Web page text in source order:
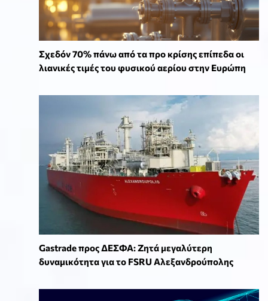
Σχεδόν 70% πάνω από τα προ κρίσης επίπεδα οι
λιανικές τιμές του φυσικού αερίου στην Ευρώπη
Gastrade προς ΔΕΣΦΑ: Ζητά μεγαλύτερη
δυναμικότητα για το FSRU Αλεξανδρούπολης